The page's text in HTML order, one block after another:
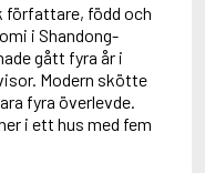
författare, född och
i Shandong-
gått fyra år i
Modern skötte
fyra överlevde.
i ett hus med fem